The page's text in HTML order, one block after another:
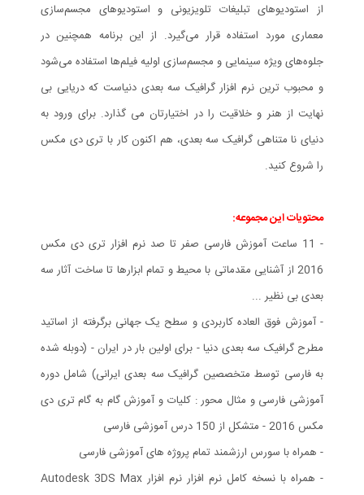
از استودیوهای تبلیغات تلویزیونی و استودیوهای مجسم‌سازی
معماری مورد استفاده قرار می‌گیرد. از این برنامه همچنین در
جلوه‌های ویژه سینمایی و مجسم‌سازی اولیه فیلم‌ها استفاده می‌شود
و محبوب ترین نرم افزار گرافیک سه بعدی دنیاست که دریایی بی
نهایت از هنر و خلاقیت را در اختیارتان می گذارد. برای ورود به
دنیای نا متناهی گرافیک سه بعدی، هم اکنون کار با تری دی مکس
را شروع کنید.
محتویات این مجموعه:
- 11 ساعت آموزش فارسی صفر تا صد نرم افزار تری دی مکس
2016 از آشنایی مقدماتی با محیط و تمام ابزارها تا ساخت آثار سه
بعدی بی نظیر ...
- آموزش فوق العاده کاربردی و سطح یک جهانی برگرفته از اساتید
مطرح گرافیک سه بعدی دنیا - برای اولین بار در ایران - (دوبله شده
به فارسی توسط متخصصین گرافیک سه بعدی ایرانی) شامل دوره
آموزشی فارسی و مثال محور : کلیات و آموزش گام به گام تری دی
مکس 2016 - متشکل از 150 درس آموزشی فارسی
- همراه با سورس ارزشمند تمام پروژه های آموزشی فارسی
- همراه با نسخه کامل نرم افزار نرم افزار Autodesk 3DS Max